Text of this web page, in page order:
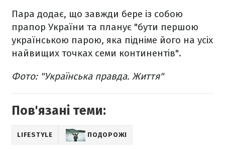
Пара додає, що завжди бере із собою
прапор України та планує "бути першою
українською парою, яка підніме його на усіх
найвищих точках семи континентів".
Фото: "Українська правда. Життя"
Пов'язані теми:
LIFESTYLE ПОДОРОЖІ